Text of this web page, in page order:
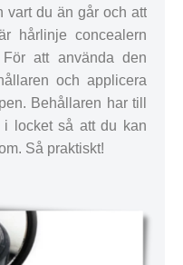
vart du än går och att
hårlinje concealern
För att använda den
och applicera
Behållaren har till
locket så att du kan
Så praktiskt!